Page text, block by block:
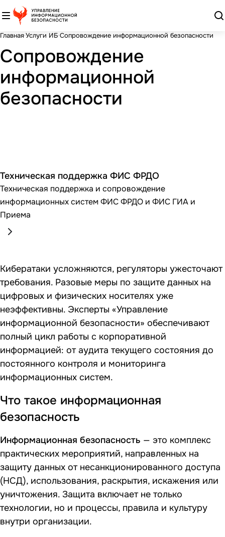
Главная Услуги ИБ Сопровождение информационной безопасности
Сопровождение
информационной
безопасности
Техническая поддержка ФИС ФРДО
Техническая поддержка и сопровождение
информационных систем ФИС ФРДО и ФИС ГИА и
Приема
Кибератаки усложняются, регуляторы ужесточают
требования. Разовые меры по защите данных на
цифровых и физических носителях уже
неэффективны. Эксперты «Управление
информационной безопасности» обеспечивают
полный цикл работы с корпоративной
информацией: отаудита текущего состояния до
постоянного контроля и мониторинга
информационных систем.
Что такое информационная
безопасность
Информационная безопасность — это комплекс
практических мероприятий, направленных на
защиту данных от несанкционированного доступа
(НСД), использования, раскрытия, искажения или
уничтожения. Защита включает не только
технологии, но и процессы, правила и культуру
внутри организации.